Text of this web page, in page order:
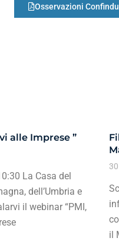
Osservazioni
alle Imprese ”
La Casa del
dell’Umbria e
il webinar “PMI,
il